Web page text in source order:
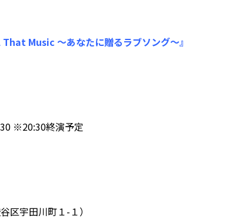
Music ～あなたに贈るラブソング～』
※20:30終演予定
区宇田川町１-１）